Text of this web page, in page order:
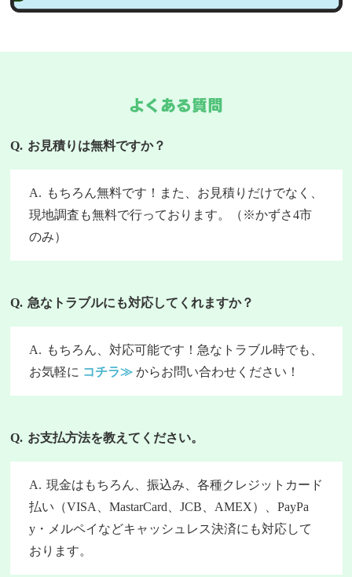
よくある質問
お見積りは無料ですか？
もちろん無料です！また、お見積りだけでなく、
現地調査も無料で行っております。（※かずさ4市
のみ）
急なトラブルにも対応してくれますか？
もちろん、対応可能です！急なトラブル時でも、
お気軽に コチラ≫ からお問い合わせください！
お支払方法を教えてください。
現金はもちろん、振込み、各種クレジットカード
払い（VISA、MastarCard、JCB、AMEX）、PayPa
y・メルペイなどキャッシュレス決済にも対応して
おります。